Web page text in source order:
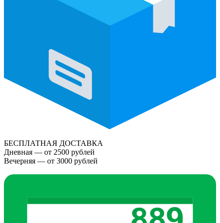
БЕСПЛАТНАЯ ДОСТАВКА
Дневная — от 2500 рублей
Вечерняя — от 3000 рублей